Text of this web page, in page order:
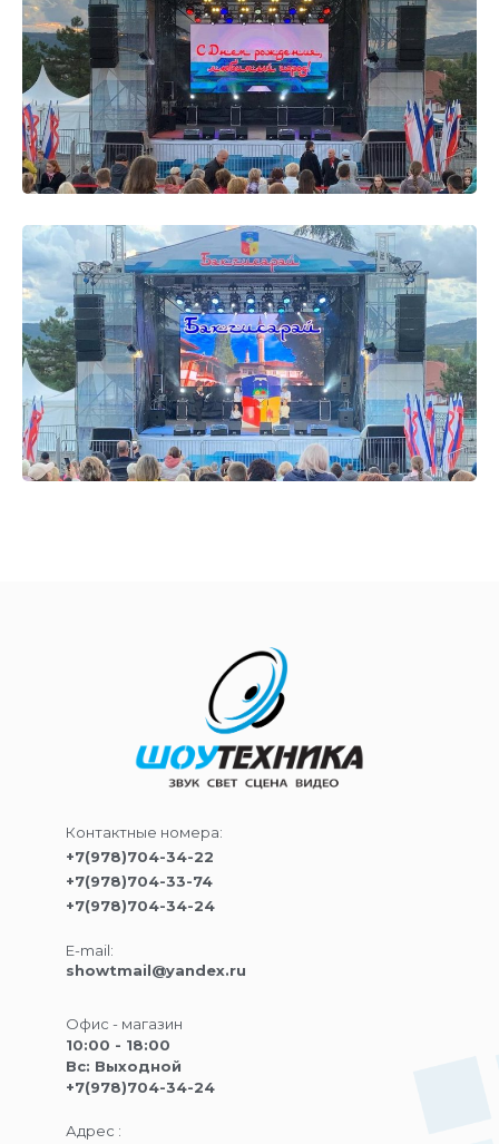
Контактные номера:
+7(978)704-34-22
+7(978)704-33-74
+7(978)704-34-24
E-mail:
showtmail@yandex.ru
Офис - магазин
10:00 - 18:00
Вс: Выходной
+7(978)704-34-24
Адрес :